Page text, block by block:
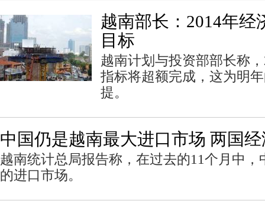
越南部长：2014年经
目标
越南计划与投资部部长称
指标将超额完成，这为明
提。
中国仍是越南最大进口市场 两国
越南统计总局报告称，在过去的11个月中，
的进口市场。